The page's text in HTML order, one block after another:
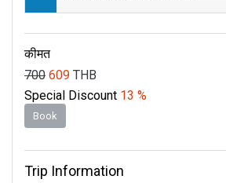
कीमत
700 609 THB
Special Discount 13 %
Book
Trip Information